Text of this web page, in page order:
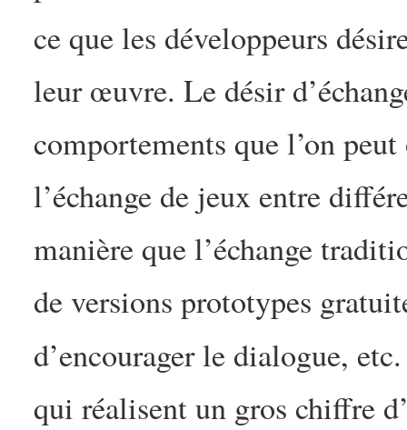
ce que les développeurs
leur œuvre. Le désir
comportements que l’on
l’échange de jeux entre
manière que l’échange
de versions prototypes
d’encourager le dialogue,
qui réalisent un gros chiffre